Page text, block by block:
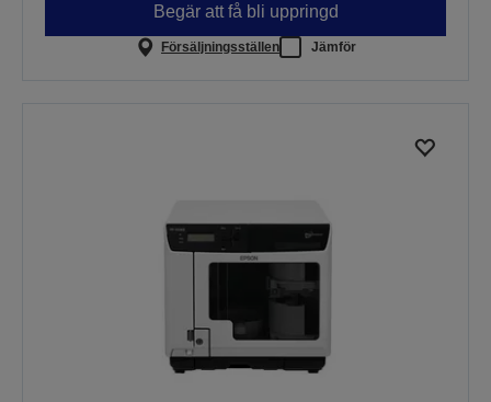
Begär att få bli uppringd
Försäljningsställen Jämför